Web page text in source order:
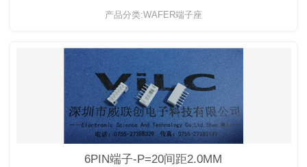
产品分类:WAFER端子座
6PIN端子-P=20间距2.0MM